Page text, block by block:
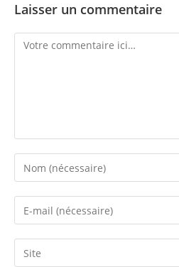
Laisser un commentaire